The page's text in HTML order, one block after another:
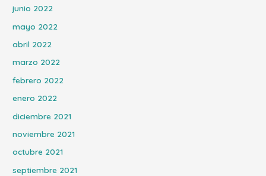
junio 2022
mayo 2022
abril 2022
marzo 2022
febrero 2022
enero 2022
diciembre 2021
noviembre 2021
octubre 2021
septiembre 2021